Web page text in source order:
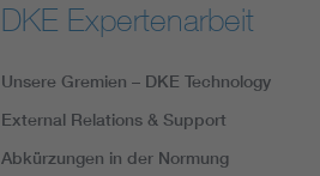
DKE Expertenarbeit
Unsere Gremien – DKE Technology
External Relations & Support
Abkürzungen in der Normung